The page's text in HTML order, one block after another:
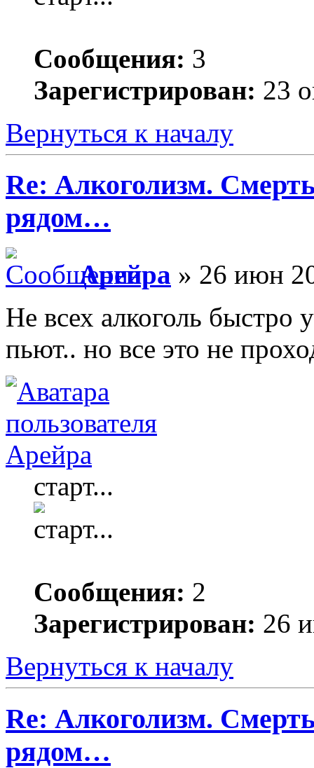
Сообщения: 3
Зарегистрирован: 23
Вернуться к началу
Re: Алкоголизм.
рядом…
Арейра » 26 июн
Не всех алкоголь быстро
пьют.. но все это не
Арейра
старт...
Сообщения: 2
Зарегистрирован: 26
Вернуться к началу
Re: Алкоголизм.
рядом…